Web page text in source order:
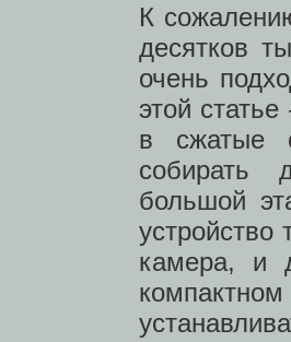
К
десятков
очень
этой
в сжатые
собирать
большой
устройство
камера, и